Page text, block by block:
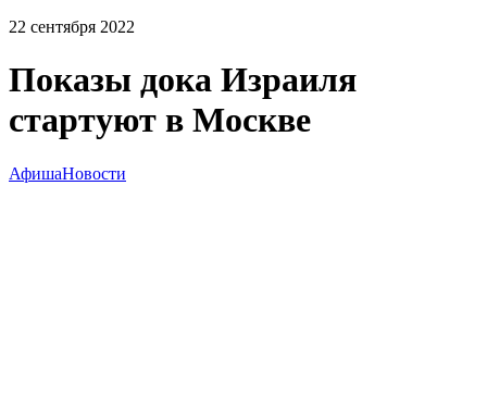
22 сентября 2022
Показы дока Израиля
стартуют в Москве
АфишаНовости